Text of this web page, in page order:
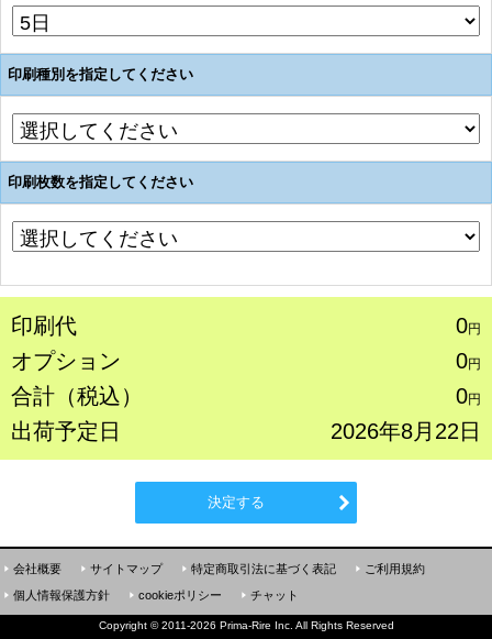
印刷種別を指定してください
印刷枚数を指定してください
印刷代 0円
オプション 0円
合計（税込） 0円
出荷予定日 2026年8月22日
決定する
会社概要 サイトマップ 特定商取引法に基づく表記
ご利用規約
個人情報保護方針
cookieポリシー チャット
Copyright ©2011-2026 Prima-Rire Inc. All Rights Reserved